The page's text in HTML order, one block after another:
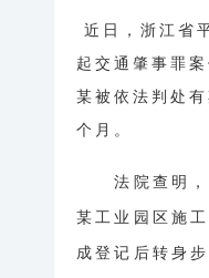
近日，浙江省
起交通肇事罪
某被依法判处
个月。
法院查明，
某工业园区施
成登记后转身